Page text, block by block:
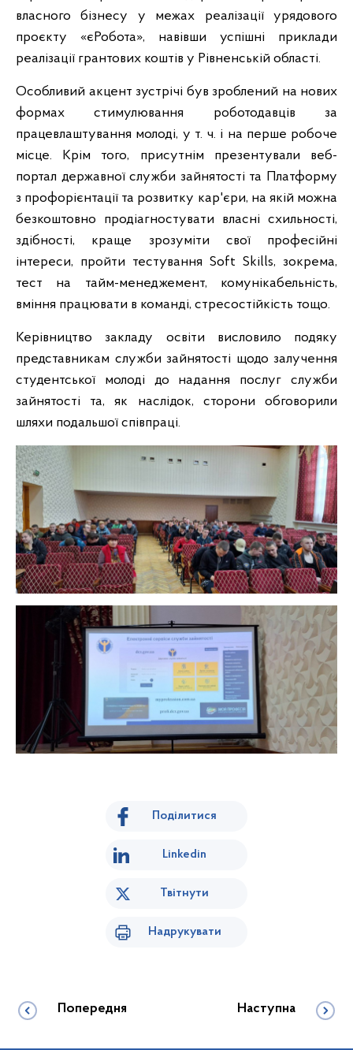
власного бізнесу у межах реалізації урядового
проєкту «єРобота», навівши успішні приклади
реалізації грантових коштів у Рівненській області.
Особливий акцент зустрічі був зроблений на нових
формах стимулювання роботодавців за
працевлаштування молоді, у т. ч. і на перше робоче
місце. Крім того, присутнім презентували веб-
портал державної служби зайнятості та Платформу
з профорієнтації та розвитку кар'єри, на якій можна
безкоштовно продіагностувати власні схильності,
здібності, краще зрозуміти свої професійні
інтереси, пройти тестування Soft Skills, зокрема,
тест на тайм-менеджемент, комунікабельність,
вміння працювати в команді, стресостійкість тощо.
Керівництво закладу освіти висловило подяку
представникам служби зайнятості щодо залучення
студентської молоді до надання послуг служби
зайнятості та, як наслідок, сторони обговорили
шляхи подальшої співпраці.
Поділитися
Linkedin
Твітнути
Надрукувати
Попередня Наступна